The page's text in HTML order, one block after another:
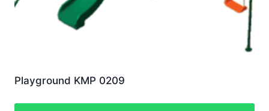
Playground KMP 0209